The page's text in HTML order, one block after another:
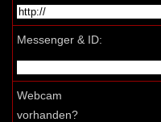
Messenger & ID:
Webcam
vorhanden?